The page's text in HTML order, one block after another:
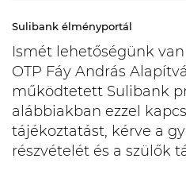
Sulibank élményportál
Ismét lehetőségünk
OTP Fáy András
működtetett Sulibank
alábbiakban ezzel
tájékoztatást, kérve a
részvételét és a szülők